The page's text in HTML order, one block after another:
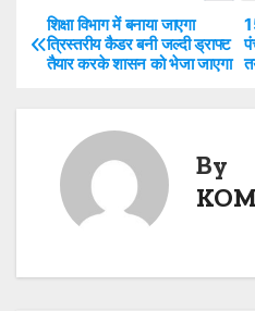
s
A
p
er e
b
k
y
Li
P
o
शिक्षा विभाग में बनाया जाएगा
त्रिस्तरीय कैडर बनी जल्दी ड्राफ्ट
तैयार करके शासन को भेजा जाएगा
By